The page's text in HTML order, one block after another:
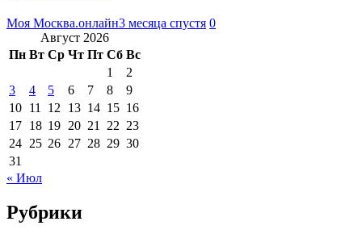
Моя Москва.онлайн3 месяца спустя 0
Август 2026
Пн Вт Ср Чт Пт Сб Вс
1
2
3
4 5 6 7 8
9
10 11 12 13 14 15 16
17 18 19 20 21 22 23
24 25 26 27 28 29 30
31
« Июл
Рубрики